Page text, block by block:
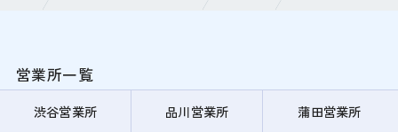
営業所一覧
渋谷営業所 品川営業所 蒲田営業所